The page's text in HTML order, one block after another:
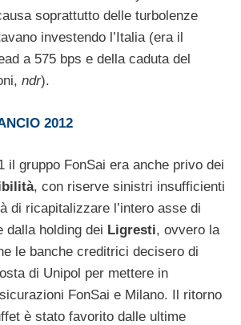
soprattutto delle turbolenze
investendo l’Italia (era il
a 575 bps e della caduta del
ndr).
2012
il gruppo FonSai era anche privo dei
, con riserve sinistri insufficienti
di ricapitalizzare l’intero asse di
dalla holding dei Ligresti, ovvero la
le banche creditrici decisero di
di Unipol per mettere in
FonSai e Milano. Il ritorno
è stato favorito dalle ultime